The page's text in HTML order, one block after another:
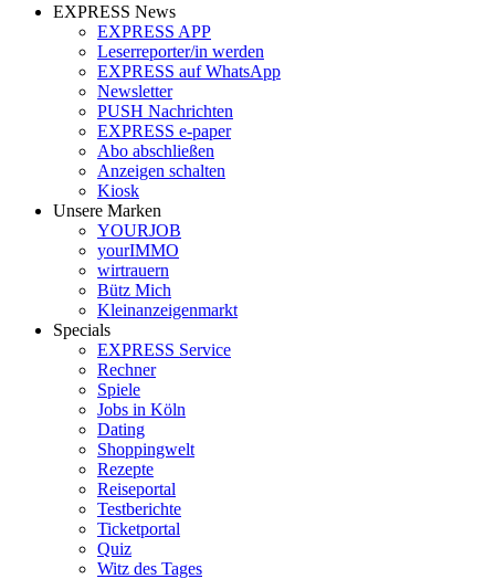
EXPRESS News
EXPRESS APP
Leserreporter/in werden
EXPRESS auf WhatsApp
Newsletter
PUSH Nachrichten
EXPRESS e-paper
Abo abschließen
Anzeigen schalten
Kiosk
Unsere Marken
YOURJOB
yourIMMO
wirtrauern
Bütz Mich
Kleinanzeigenmarkt
Specials
EXPRESS Service
Rechner
Spiele
Jobs in Köln
Dating
Shoppingwelt
Rezepte
Reiseportal
Testberichte
Ticketportal
Quiz
Witz des Tages